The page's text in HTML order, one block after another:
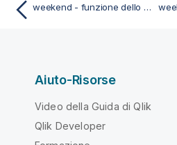
weekend - funzione dello script e del grafico
Aiuto-Risorse
Video della Guida di Qlik
Qlik Developer